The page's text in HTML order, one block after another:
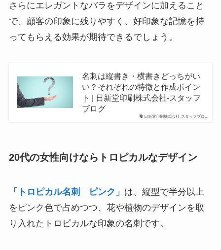
さらにエレガントなバラをデザインに加えること
で、顧客の印象に残りやすく、好印象な記憶を持
ってもらえる効果が期待できるでしょう。
日新堂印刷株式会社-スタッフブロ...
名刺は縦書き・横書きどっちがい
い？それぞれの特徴と作成ポイン
ト | 日新堂印刷株式会社-スタッフ
ブログ
20代の女性向けならトロピカルなデザイン
「トロピカル名刺 ピンク」 は、縦型で半分以上
をピンク色で占めつつ、花や植物のデザインを取
り入れたトロピカルな印象の名刺です。